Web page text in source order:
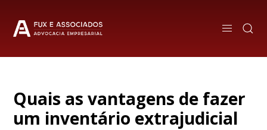
Quais as vantagens de fazer
um inventário extrajudicial